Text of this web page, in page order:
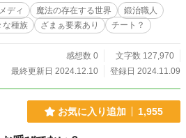
300年周期で出現すると言う話だった。 以前
召喚で呼ばれた異世界人の勇者には、神々か
剣を渡していたのだが…？ 神から与えられた
身に付けたのか…九代目からは聖剣の効果が薄
の対策として、十代目の魔王からは地上の鍛治
では、とても魔王討伐が可能とは思えない程
まっていて、ならば…勇者以外に新たに鍛治職
ディ 魔法の存在する世界
鍛治職人
な種族 ざまぁ要素あり チート？
感想数 0
文字数 127,970
最終更新日 2024.12.10
登録日 2024.11.09
お気に入り追加 1,955